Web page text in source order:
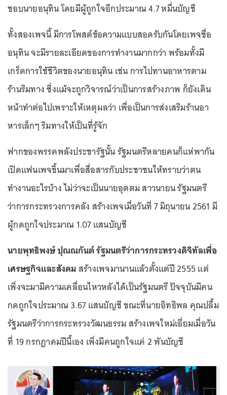
ชอบนายอนุทิน โดยมีผู้ถูกใจอีกประมาณ 4.7 หมื่นบัญชี
ทั้งสองเพจนี้ มีการโพสต์ข้อความแบบสอดรับกันโดยเพจชื่อ
อนุทิน จะมีรายละเอียดของการทำงานมากกว่า พร้อมทั้งมี
เกร็ดการใช้ชีวิตของนายอนุทิน เช่น การไปทานอาหารตาม
ร้านริมทาง ซึ่งแม้จะถูกวิจารณ์ว่าเป็นการสร้างภาพ ก็ยังเดิน
หน้าทำต่อไปเพราะให้เหตุผลว่า เพื่อเป็นการส่งเสริมร้านอา
หารเล็กๆ ริมทางให้เป็นที่รู้จัก
ฟากของพรรคพลังประชารัฐนั้น รัฐมนตรีหลายคนก็แห่พากัน
เปิดแฟนเพจขึ้นมาเพื่อสื่อสารกับประชาชนให้ทราบว่าตน
ทำงานอะไรบ้าง ไม่ว่าจะเป็นนายอุตตม สาวนายน รัฐมนตรี
ว่าการกระทรวงการคลัง สร้างเพจเมื่อวันที่ 7 มิถุนายน 2561 มี
ผู้กดถูกใจประมาณ 1.07 แสนบัญชี
นายพุทธิพงษ์ ปุณณกันต์ รัฐมนตรีว่าการกระทรวงดิจิทัลเพื่อ
เศรษฐกิจและสังคม สร้างเพจมานานแล้วตั้งแต่ปี 2555 แต่
เพิ่งจะมามีความเคลื่อนไหวหลังได้เป็นรัฐมนตรี ปัจจุบันมีคน
กดถูกใจประมาณ 3.67 แสนบัญชี ขณะที่นายอิทธิพล คุณปลื้ม
รัฐมนตรีว่าการกระทรวงวัฒนธรรม สร้างเพจใหม่เอี่ยมเมื่อวัน
ที่ 19 กรกฎาคมปีนี้เอง เพิ่งมีคนถูกใจแค่ 2 พันบัญชี